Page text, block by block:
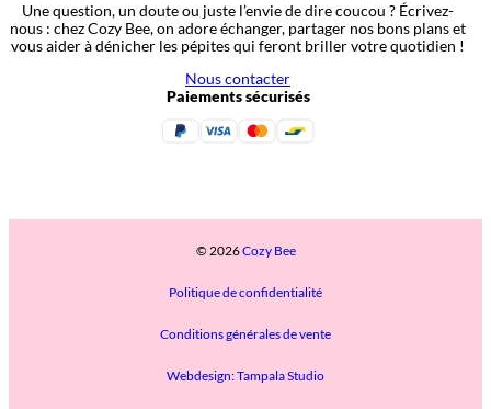
Une question, un doute ou juste l’envie de dire coucou ? Écrivez-
nous : chez Cozy Bee, on adore échanger, partager nos bons plans et
vous aider à dénicher les pépites qui feront briller votre quotidien !
Nous contacter
Paiements sécurisés
© 2026Cozy Bee
Politique de confidentialité
Conditions générales de vente
Webdesign: Tampala Studio